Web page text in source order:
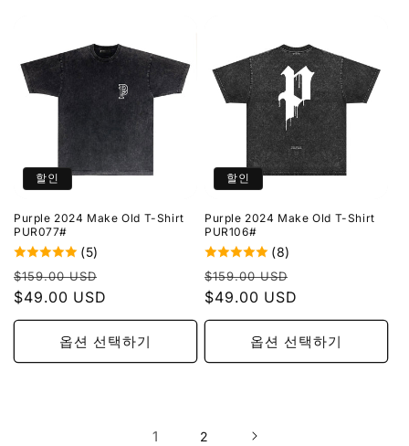
할인
Purple 2024 Make Old T-Shirt
PUR077#
(5)
정
가
$159.00 USD
가
$49.00 USD
옵션 선택하기
할인
Purple 2024 Make Old T-Shirt
PUR106#
(8)
정
가
$159.00 USD
가
$49.00 USD
옵션 선택하기
1 2